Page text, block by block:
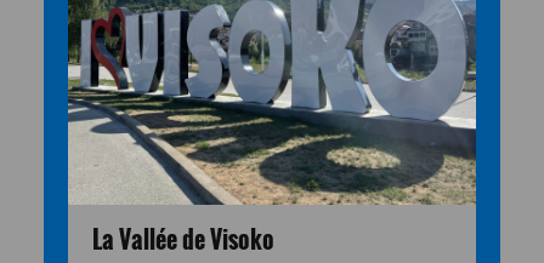
La Vallée de Visoko